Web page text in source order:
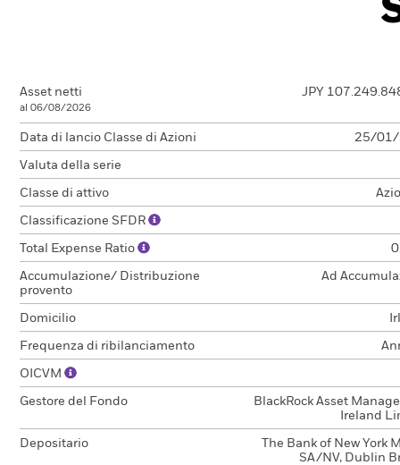
Asset netti
al 06/08/2026
JPY
Data di lancio Classe di Azioni 25/01/
Valuta della serie
Classe di attivo
Classificazione SFDR
Total Expense Ratio
Accumulazione/ Distribuzione
provento
Ad
Domicilio
Frequenza di ribilanciamento
OICVM
Gestore del Fondo
BlackRock Asset
Ireland
Depositario
The Bank of New York
SA/NV, Dublin